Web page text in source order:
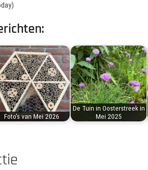
Foto's van Mei 2026
De Tuin in Oosterstreek in
Mei 2025